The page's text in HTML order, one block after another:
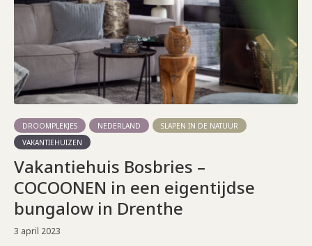
DROOMPLEKJES NEDERLAND
SLAPEN IN DE NATUUR
VAKANTIEHUIZEN
Vakantiehuis Bosbries –
COCOONEN in een eigentijdse
bungalow in Drenthe
3 april 2023